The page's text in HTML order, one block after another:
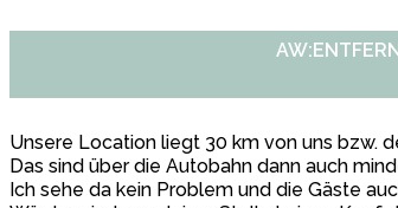
Unsere Location liegt 30 km von uns bzw.
Das sind über die Autobahn dann auch
Ich sehe da kein Problem und die Gäste